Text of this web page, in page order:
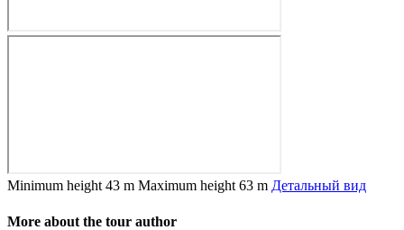
Minimum height 43 m Maximum height 63 m Детальный вид
More about the tour author